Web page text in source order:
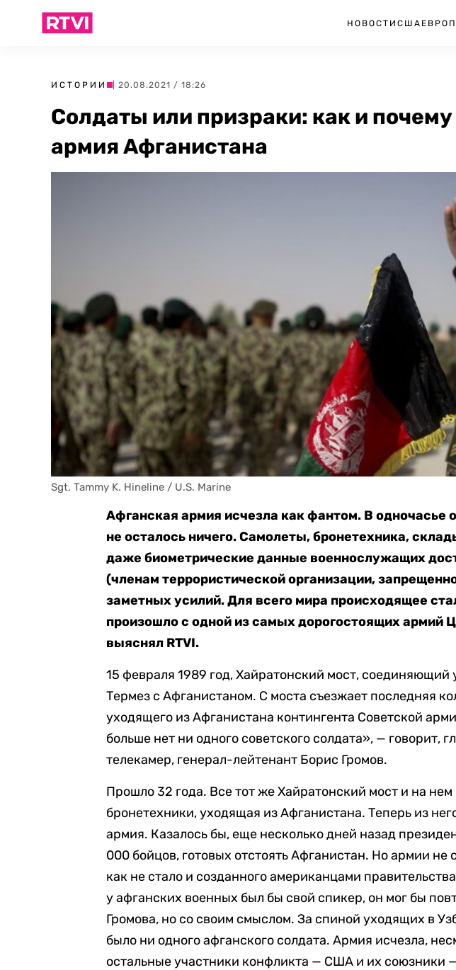
НОВОСТИ США
ИСТОРИИ | 20.08.2021 / 18:26
Солдаты или призраки: как и почему
армия Афганистана
Sgt. Tammy K. Hineline / U.S. Marine
Афганская армия исчезла как фантом. В одночасье
не осталось ничего. Самолеты, бронетехника,
даже биометрические данные военнослужащих
(членам террористической организации,
заметных усилий. Для всего мира происходящее
произошло с одной из самых дорогостоящих армий
выяснял RTVI.
15 февраля 1989 год, Хайратонский мост, соединяющий
Термез с Афганистаном. С моста съезжает последняя
уходящего из Афганистана контингента Советской
больше нет ни одного советского солдата», — говорит,
телекамер, генерал-лейтенант Борис Громов.
Прошло 32 года. Все тот же Хайратонский мост и на нем
бронетехники, уходящая из Афганистана. Теперь из
армия. Казалось бы, еще несколько дней назад
000 бойцов, готовых отстоять Афганистан. Но армии не
как не стало и созданного американцами
у афганских военных был бы свой спикер, он мог бы
Громова, но со своим смыслом. За спиной уходящих в
было ни одного афганского солдата. Армия исчезла,
остальные участники конфликта — США и их союзники